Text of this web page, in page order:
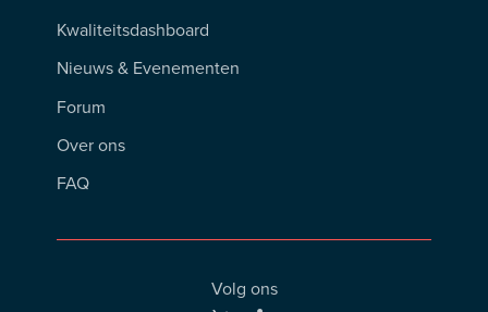
Footer
Menu
Kwaliteitsdashboard
Nieuws & Evenementen
Forum
Over ons
FAQ
Volg ons